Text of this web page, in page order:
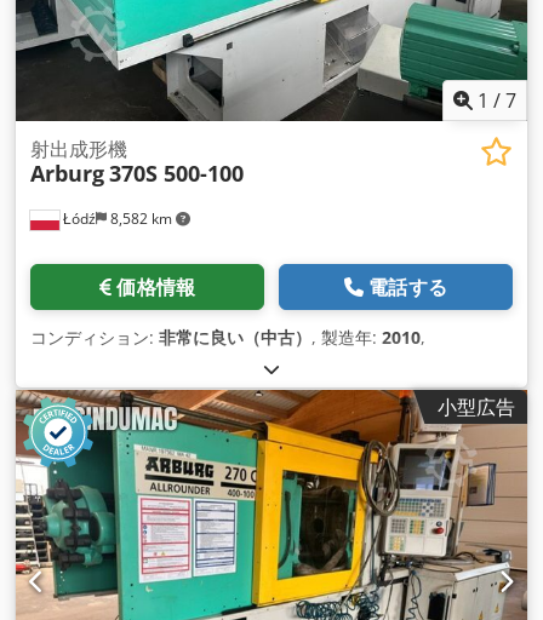
1 /7
Łódź 8,582 km
射出成形機
Arburg370S 500-100
価格情報 電話する
コンディション: 非常に良い（中古） , 製造年: 2010,
小型広告